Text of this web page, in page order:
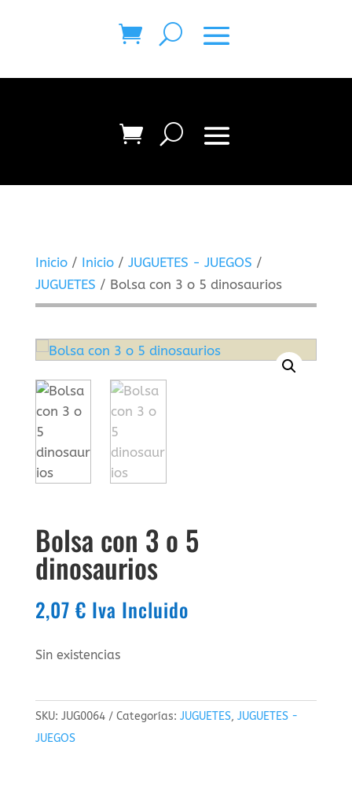
Inicio/ Inicio/ JUGUETES - JUEGOS /
JUGUETES / Bolsa con 3 o 5 dinosaurios
Bolsa con 3 o 5
dinosaurios
2,07 € Iva Incluido
Sin existencias
SKU: JUG0064 Categorías: JUGUETES, JUGUETES -
JUEGOS